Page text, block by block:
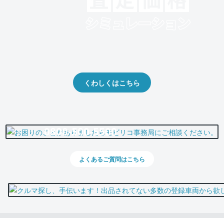
くわしくはこちら
0800-500-5500
よくあるご質問はこちら